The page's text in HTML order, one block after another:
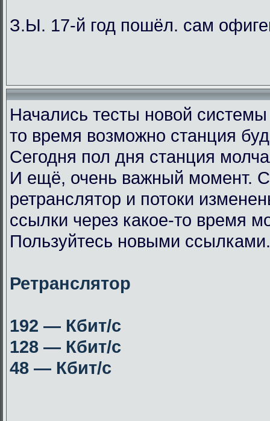
З.Ы. 17-й год пошёл. сам
Начались тесты новой
то время возможно станция
Сегодня пол дня станция
И ещё, очень важный момент.
ретранслятор и потоки
ссылки через какое-то время
Пользуйтесь новыми ссылками.
Ретранслятор
192 — Кбит/с
128 — Кбит/с
48 — Кбит/с